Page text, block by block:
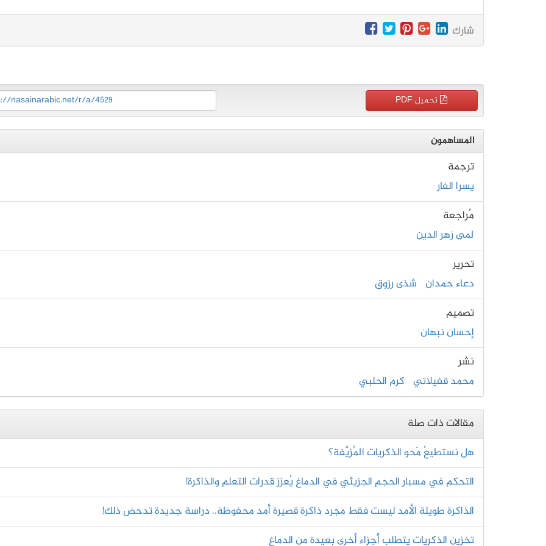
شارك
تحميل PDF nasainarabic.net/r/a/4529
المساهمون
ترجمة
يسرا الفار
مُراجعة
لمى زهر الدين
تحرير
دعاء حمدان شذى رزوق
تصميم
إحسان نبهان
نشر
محمد قفيلاتي كرم الحلبي
مقالات ذات صلة
هل نستطيعُ مَحو الذكريات المُزيَّفة؟
التحكم في مسبار الحجم الجزيئي في الدماغ يُعزز قدرات التعلم والذاكرة!
الذاكرة طويلة الأمد ليست فقط مجرد ذاكرة قصيرة أمد محفوظة.. دراسة جديدة تدحض ذلك!
تخزين الذكريات يتطلب أجزاء أخرى بعيدة من الدماغ